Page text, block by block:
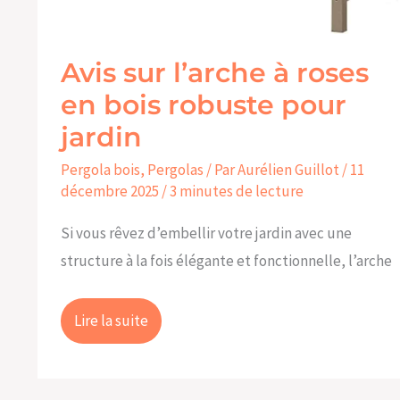
Avis sur l’arche à roses
en bois robuste pour
jardin
Pergola bois, Pergolas / ParAurélien Guillot /11
décembre 2025 /3 minutes de lecture
Si vous rêvez d’embellir votre jardin avec une
structure à la fois élégante et fonctionnelle, l’arche
Lire la suite